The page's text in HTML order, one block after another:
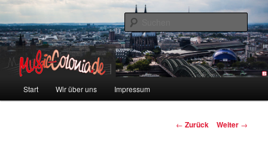
Zum
wechseln
music-colonia
Colonia und Musik!
Start Wir über uns Impressum
Beitragsnavigation
← Zurück Weiter →